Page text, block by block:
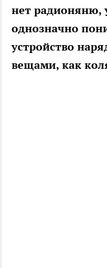
нет радионяню,
однозначно
устройство
вещами, как